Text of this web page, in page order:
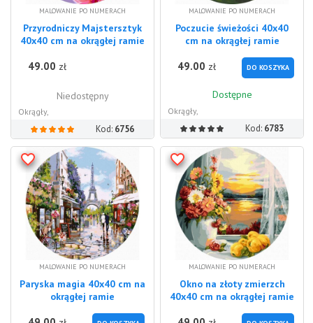
MALOWANIE PO NUMERACH
Przyrodniczy Majstersztyk
40x40 cm na okrągłej ramie
49.00 zł
Niedostępny
Okrągły,
Kod: 6756
MALOWANIE PO NUMERACH
Poczucie świeżości 40x40
cm na okrągłej ramie
49.00 zł DO KOSZYKA
Dostępne
Okrągły,
Kod: 6783
MALOWANIE PO NUMERACH
Paryska magia 40x40 cm na
okrągłej ramie
MALOWANIE PO NUMERACH
Okno na złoty zmierzch
40x40 cm na okrągłej ramie